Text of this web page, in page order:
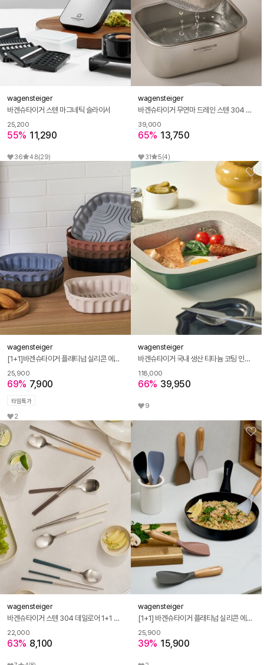
wagensteiger
바겐슈타이거 스텐 마그네틱 슬라이서
25,200
55% 11,290
36 4.8(29)
wagensteiger
바겐슈타이거 무연마 드레인 스텐 304 박스 S 뚜껑 채반
39,000
65% 13,750
31 5(4)
wagensteiger
[1+1]바겐슈타이거 플래티넘 실리콘 에어바스켓 시리즈
25,900
69% 7,900
타임특가
2
wagensteiger
바겐슈타이거 국내 생산 티타늄 코팅 인덕션 팬플레이트 멀티 바질 그린
118,000
66% 39,950
9
wagensteiger
바겐슈타이거 스텐 304 데일로어 1+1 컬러 수저세트
22,000
63% 8,100
wagensteiger
[1+1] 바겐슈타이거 플래티넘 실리콘 에센자 멀티 스패츌라
25,900
39% 15,900